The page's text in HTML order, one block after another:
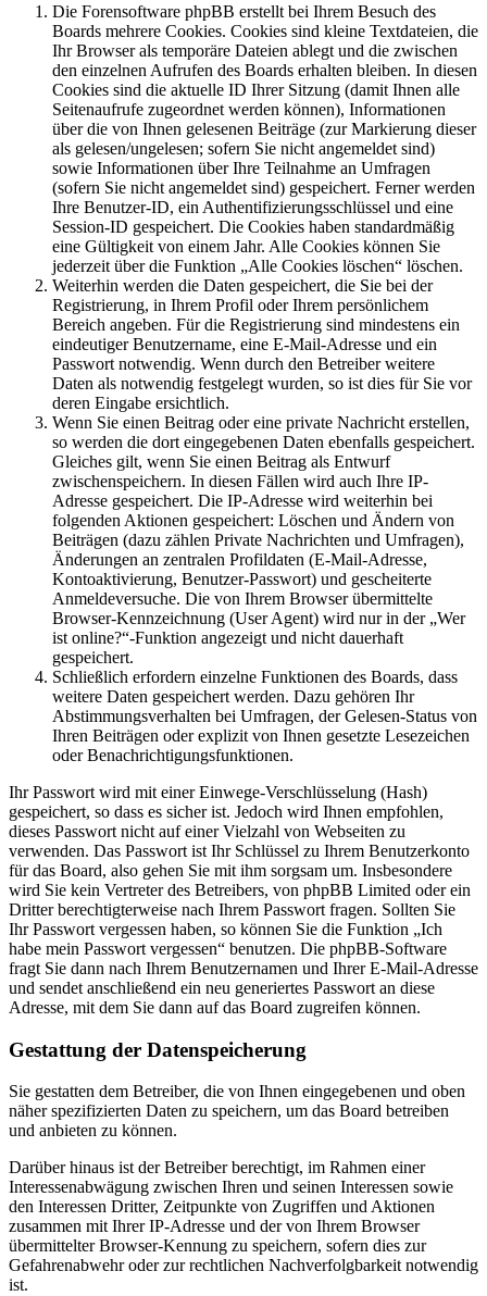
Die Forensoftware phpBB erstellt bei Ihrem Besuch des
Boards mehrere Cookies. Cookies sind kleine Textdateien, die
Ihr Browser als temporäre Dateien ablegt und die zwischen
den einzelnen Aufrufen des Boards erhalten bleiben. In diesen
Cookies sind die aktuelle ID Ihrer Sitzung (damit Ihnen alle
Seitenaufrufe zugeordnet werden können), Informationen
über die von Ihnen gelesenen Beiträge (zur Markierung dieser
als gelesen/ungelesen; sofern Sie nicht angemeldet sind)
sowie Informationen über Ihre Teilnahme an Umfragen
(sofern Sie nicht angemeldet sind) gespeichert. Ferner werden
Ihre Benutzer-ID, ein Authentifizierungsschlüssel und eine
Session-ID gespeichert. Die Cookies haben standardmäßig
eine Gültigkeit von einem Jahr. Alle Cookies können Sie
jederzeit über die Funktion „Alle Cookies löschen“ löschen.
Weiterhin werden die Daten gespeichert, die Sie bei der
Registrierung, in Ihrem Profil oder Ihrem persönlichem
Bereich angeben. Für die Registrierung sind mindestens ein
eindeutiger Benutzername, eine E-Mail-Adresse und ein
Passwort notwendig. Wenn durch den Betreiber weitere
Daten als notwendig festgelegt wurden, so ist dies für Sie vor
deren Eingabe ersichtlich.
Wenn Sie einen Beitrag oder eine private Nachricht erstellen,
so werden die dort eingegebenen Daten ebenfalls gespeichert.
Gleiches gilt, wenn Sie einen Beitrag als Entwurf
zwischenspeichern. In diesen Fällen wird auch Ihre IP-
Adresse gespeichert. Die IP-Adresse wird weiterhin bei
folgenden Aktionen gespeichert: Löschen und Ändern von
Beiträgen (dazu zählen Private Nachrichten und Umfragen),
Änderungen an zentralen Profildaten (E-Mail-Adresse,
Kontoaktivierung, Benutzer-Passwort) und gescheiterte
Anmeldeversuche. Die von Ihrem Browser übermittelte
Browser-Kennzeichnung (User Agent) wird nur in der „Wer
ist online?“-Funktion angezeigt und nicht dauerhaft
gespeichert.
Schließlich erfordern einzelne Funktionen des Boards, dass
weitere Daten gespeichert werden. Dazu gehören Ihr
Abstimmungsverhalten bei Umfragen, der Gelesen-Status von
Ihren Beiträgen oder explizit von Ihnen gesetzte Lesezeichen
oder Benachrichtigungsfunktionen.
Ihr Passwort wird mit einer Einwege-Verschlüsselung (Hash)
gespeichert, so dass es sicher ist. Jedoch wird Ihnen empfohlen,
dieses Passwort nicht auf einer Vielzahl von Webseiten zu
verwenden. Das Passwort ist Ihr Schlüssel zu Ihrem Benutzerkonto
für das Board, also gehen Sie mit ihm sorgsam um. Insbesondere
wird Sie kein Vertreter des Betreibers, von phpBB Limited oder ein
Dritter berechtigterweise nach Ihrem Passwort fragen. Sollten Sie
Ihr Passwort vergessen haben, so können Sie die Funktion „Ich
habe mein Passwort vergessen“ benutzen. Die phpBB-Software
fragt Sie dann nach Ihrem Benutzernamen und Ihrer E-Mail-Adresse
und sendet anschließend ein neu generiertes Passwort an diese
Adresse, mit dem Sie dann auf das Board zugreifen können.
Gestattung der Datenspeicherung
Sie gestatten dem Betreiber, die von Ihnen eingegebenen und oben
näher spezifizierten Daten zu speichern, um das Board betreiben
und anbieten zu können.
Darüber hinaus ist der Betreiber berechtigt, im Rahmen einer
Interessenabwägung zwischen Ihren und seinen Interessen sowie
den Interessen Dritter, Zeitpunkte von Zugriffen und Aktionen
zusammen mit Ihrer IP-Adresse und der von Ihrem Browser
übermittelter Browser-Kennung zu speichern, sofern dies zur
Gefahrenabwehr oder zur rechtlichen Nachverfolgbarkeit notwendig
ist.